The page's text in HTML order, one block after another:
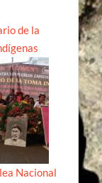
de la
Nacional